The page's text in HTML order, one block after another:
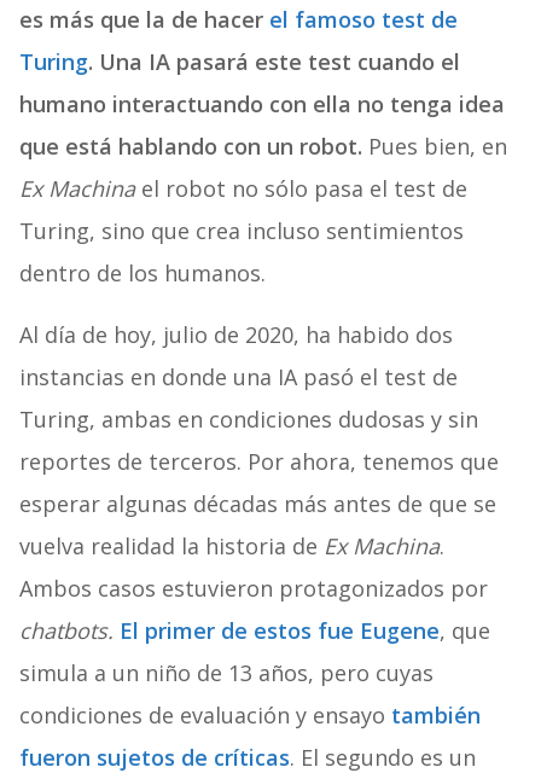
es más que la de hacer el famoso test de
Turing. Una IA pasará este test cuando el
humano interactuando con ella no tenga idea
que está hablando con un robot. Pues bien, en
Ex Machinael robot no sólo pasa el test de
Turing, sino que crea incluso sentimientos
dentro de los humanos.
Al día de hoy, julio de 2020, ha habido dos
instancias en donde una IA pasó el test de
Turing, ambas en condiciones dudosas y sin
reportes de terceros. Por ahora, tenemos que
esperar algunas décadas más antes de que se
vuelva realidad la historia de Ex Machina.
Ambos casos estuvieron protagonizados por
chatbots. El primer de estos fue Eugene, que
simula a un niño de 13 años, pero cuyas
condiciones de evaluación y ensayo también
fueron sujetos de críticas. El segundo es un